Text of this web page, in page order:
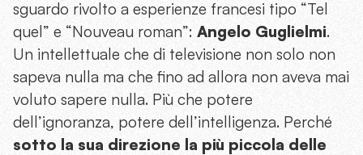
sguardo rivolto a esperienze francesi tipo “Tel
quel” e “Nouveau roman”: Angelo Guglielmi.
Un intellettuale che di televisione non solo non
sapeva nulla ma che fino ad allora non aveva mai
voluto sapere nulla. Più che potere
dell’ignoranza, potere dell’intelligenza. Perché
sotto la sua direzione la più piccola delle